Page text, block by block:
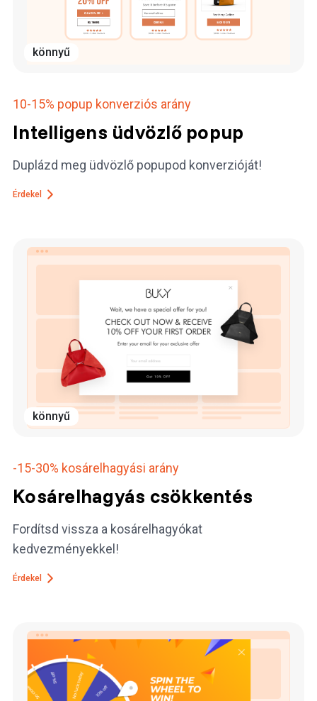
könnyű
10-15% popup konverziós arány
Intelligens üdvözlő popup
Duplázd meg üdvözlő popupod konverzióját!
Érdekel
könnyű
-15-30% kosárelhagyási arány
Kosárelhagyás csökkentés
Fordítsd vissza a kosárelhagyókat
kedvezményekkel!
Érdekel